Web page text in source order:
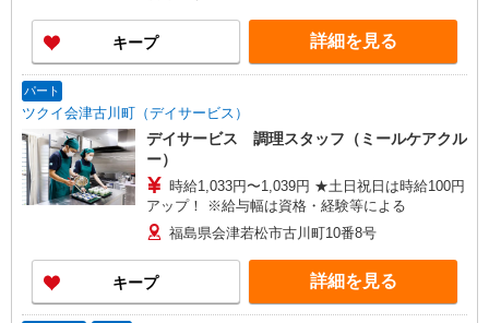
キープ 詳細を見る
パート
ツクイ会津古川町（デイサービス）
デイサービス 調理スタッフ（ミールケアクル
ー）
時給1,033円〜1,039円 ★土日祝日は時給100円
アップ！ ※給与幅は資格・経験等による
福島県会津若松市古川町10番8号
キープ 詳細を見る